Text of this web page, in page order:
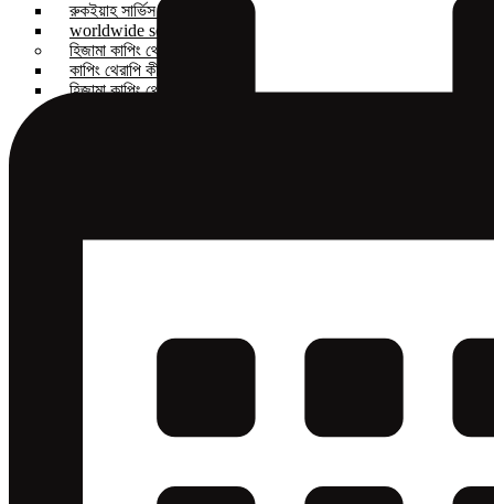
রুকইয়াহ সার্ভিস BD
worldwide service
হিজামা কাপিং থেরাপি
কাপিং থেরাপি কী?
হিজামা কাপিং থেরাপির খরচ